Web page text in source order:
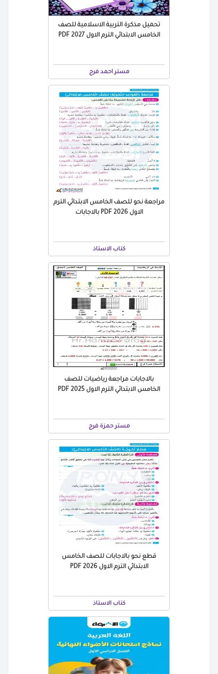
تحميل مذكرة التربية الاسلامية للصف
الخامس الابتدائي الترم الاول 2027 PDF
مستر احمد فرج
مراجعة نحو للصف الخامس الابتدائي الترم
الاول 2026 PDF بالاجابات
كتاب الاستاذ
بالاجابات مراجعة رياضيات للصف
الخامس الابتدائي الترم الاول 2025 PDF
مستر حمزة فرج
قطع نحو بالاجابات للصف الخامس
الابتدائي الترم الاول PDF 2026
كتاب الاستاذ